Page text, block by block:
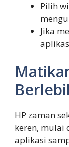
Pilih
Jika
HP zaman
keren, mulai
aplikasi